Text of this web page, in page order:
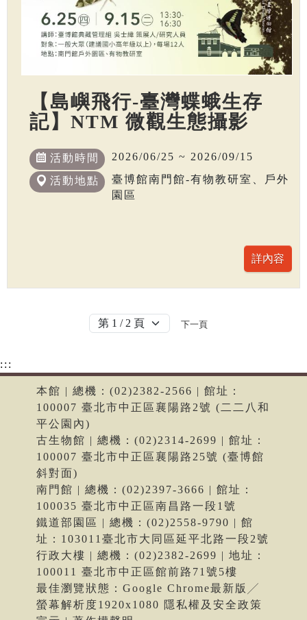
【島嶼飛行-臺灣蝶蛾生存
記】NTM 微觀生態攝影
活動時間 2026/06/25 ~ 2026/09/15
活動地點
臺博館南門館-有物教研室、戶外
園區
下一頁
:::
本館 | 總機：(02)2382-2566 | 館址：
100007 臺北市中正區襄陽路2號 (二二八和
平公園內)
古生物館 | 總機：(02)2314-2699 | 館址：
100007 臺北市中正區襄陽路25號 (臺博館
斜對面)
南門館 | 總機：(02)2397-3666 | 館址：
100035 臺北市中正區南昌路一段1號
鐵道部園區 | 總機：(02)2558-9790 | 館
址：103011臺北市大同區延平北路一段2號
行政大樓 | 總機：(02)2382-2699 | 地址：
100011 臺北市中正區館前路71號5樓
最佳瀏覽狀態：Google Chrome最新版╱
螢幕解析度1920x1080 隱私權及安全政策